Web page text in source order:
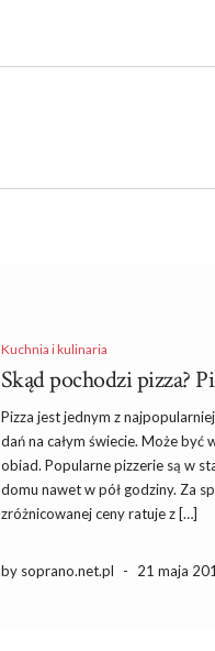
Kuchnia i kulinaria
Skąd pochodzi pizza?
Pizza jest jednym z
dań na całym świecie. Może być
obiad. Popularne pizzerie są w
domu nawet w pół godziny. Za
zróżnicowanej ceny ratuje z […]
by soprano.net.pl - 21 maja